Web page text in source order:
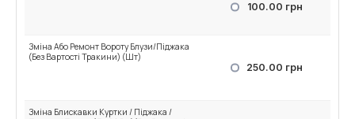
100.00 грн
Зміна Або Ремонт Вороту Блузи/Піджака
(Без Вартості Тракини) (Шт)
250.00 грн
Зміна Блискавки Куртки / Піджака /